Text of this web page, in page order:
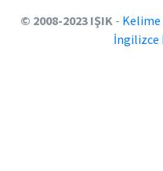
© 2008-2023 IŞIK- Kelime
İngilizce